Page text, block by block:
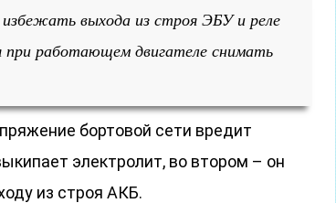
выхода из строя ЭБУ и реле
при работающем двигателе снимать
бортовой сети вредит
электролит, во втором – он
из строя АКБ.